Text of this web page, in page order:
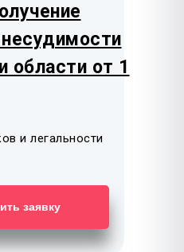
области от 1
и легальности
заявку